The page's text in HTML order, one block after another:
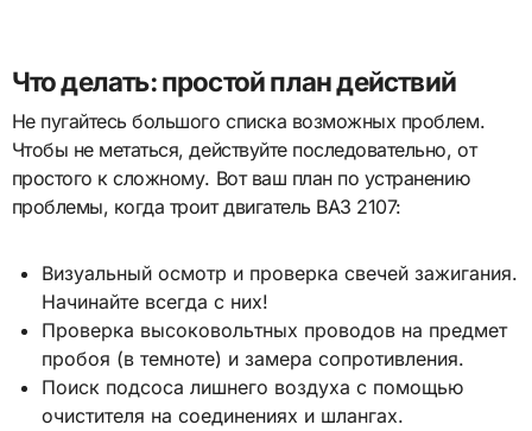
Что делать: простой план действий
Не пугайтесь большого списка возможных проблем.
Чтобы не метаться, действуйте последовательно, от
простого к сложному. Вот ваш план по устранению
проблемы, когда троит двигатель ВАЗ 2107:
Визуальный осмотр и проверка свечей зажигания.
Начинайте всегда с них!
Проверка высоковольтных проводов на предмет
пробоя (в темноте) и замера сопротивления.
Поиск подсоса лишнего воздуха с помощью
очистителя на соединениях и шлангах.